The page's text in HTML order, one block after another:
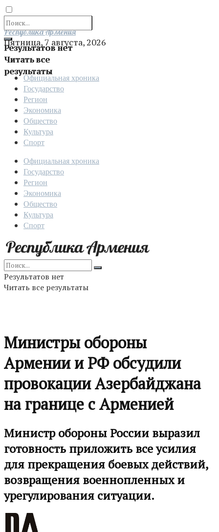
Результатов нет
Читать все
результаты
Отправить
Республика Армения
Пятница, 7 августа, 2026
Официальная хроника
Государство
Регион
Экономика
Общество
Культура
Спорт
Официальная хроника
Государство
Регион
Экономика
Общество
Культура
Спорт
Результатов нет
Читать все результаты
Министры обороны
Армении и РФ обсудили
провокации Азербайджана
на границе с Арменией
Министр обороны России выразил
готовность приложить все усилия
для прекращения боевых действий,
возвращения военнопленных и
урегулирования ситуации.